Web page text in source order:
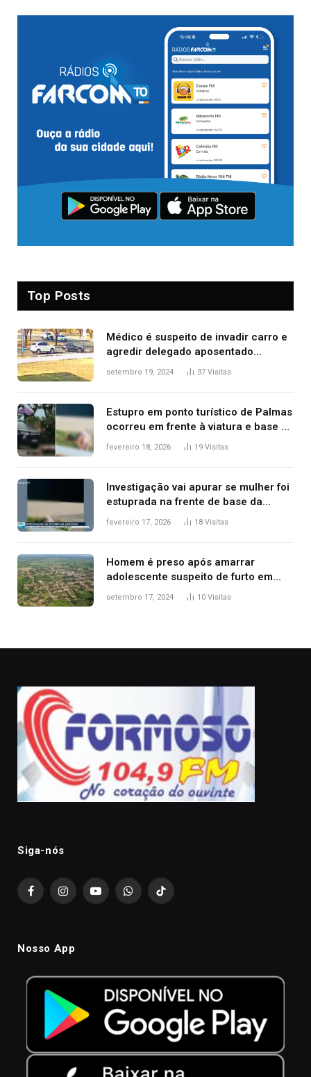
Top Posts
Médico é suspeito de invadir carro e
agredir delegado aposentado
durante confusão no trânsito
setembro 19, 2024 37 Visitas
Estupro em ponto turístico de Palmas
ocorreu em frente à viatura e base de
segurança; polícia investiga
fevereiro 18, 2026 19 Visitas
Investigação vai apurar se mulher foi
estuprada na frente de base da
Guarda Metropolitana de Palmas, diz
fevereiro 17, 2026 18 Visitas
Homem é preso após amarrar
adolescente suspeito de furto em
estaca de cerca e agredi-lo
setembro 17, 2024 10 Visitas
Siga-nós
FacebookInstagramYouTubeWhatsAppTikTok
Nosso App